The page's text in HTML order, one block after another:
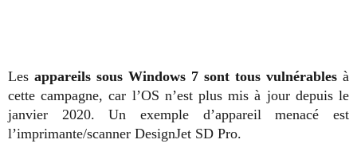
Les appareils sous Windows 7 sont tous vulnérables à
cette campagne, car l’OS n’est plus mis à jour depuis le
janvier 2020. Un exemple d’appareil menacé est
l’imprimante/scanner DesignJet SD Pro.